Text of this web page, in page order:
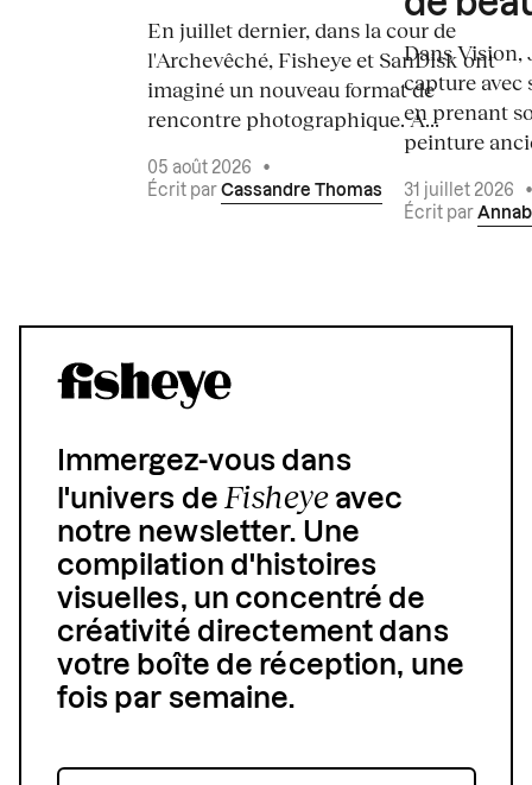
En juillet dernier, dans la cour de
l'Archevêché, Fisheye et SanDisk ont
imaginé un nouveau format de
rencontre photographique. À...
05 août 2026
•
Écrit par Cassandre Thomas
Dans
capture avec
en prenant
peinture
31 juillet 2026
Écrit par
Immergez-vous dans
l'univers deFisheyeavec
notre newsletter. Une
compilation d'histoires
visuelles, un concentré de
créativité directement dans
votre boîte de réception, une
fois par semaine.